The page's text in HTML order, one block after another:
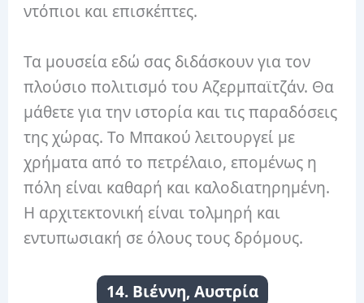
ντόπιοι και επισκέπτες.
Τα μουσεία εδώ σας διδάσκουν για τον
πλούσιο πολιτισμό του Αζερμπαϊτζάν. Θα
μάθετε για την ιστορία και τις παραδόσεις
της χώρας. Το Μπακού λειτουργεί με
χρήματα από το πετρέλαιο, επομένως η
πόλη είναι καθαρή και καλοδιατηρημένη.
Η αρχιτεκτονική είναι τολμηρή και
εντυπωσιακή σε όλους τους δρόμους.
14. Βιέννη, Αυστρία